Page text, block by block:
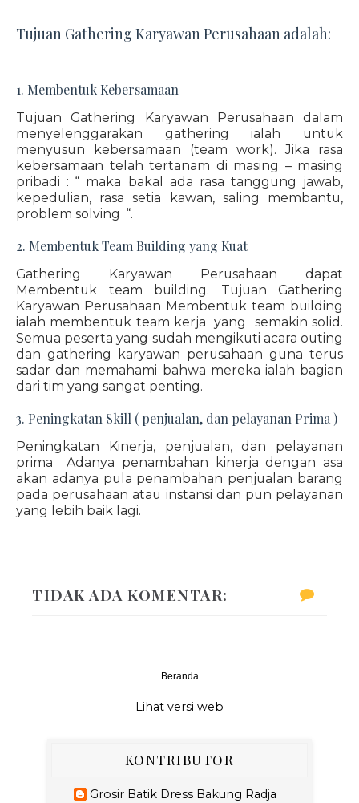
Tujuan Gathering Karyawan Perusahaan adalah:
1. Membentuk Kebersamaan
Tujuan Gathering Karyawan Perusahaan dalam
menyelenggarakan gathering ialah untuk
menyusun kebersamaan (team work). Jika rasa
kebersamaan telah tertanam di masing – masing
pribadi : “ maka bakal ada rasa tanggung jawab,
kepedulian, rasa setia kawan, saling membantu,
problem solving “.
2. Membentuk Team Building yang Kuat
Gathering Karyawan Perusahaan dapat
Membentuk team building. Tujuan Gathering
Karyawan Perusahaan Membentuk team building
ialah membentuk team kerja yang semakin solid.
Semua peserta yang sudah mengikuti acara outing
dan gathering karyawan perusahaan guna terus
sadar dan memahami bahwa mereka ialah bagian
dari tim yang sangat penting.
3. Peningkatan Skill ( penjualan, dan pelayanan Prima )
Peningkatan Kinerja, penjualan, dan pelayanan
prima Adanya penambahan kinerja dengan asa
akan adanya pula penambahan penjualan barang
pada perusahaan atau instansi dan pun pelayanan
yang lebih baik lagi.
TIDAK ADA KOMENTAR:
Beranda
Lihat versi web
KONTRIBUTOR
Grosir Batik Dress Bakung Radja